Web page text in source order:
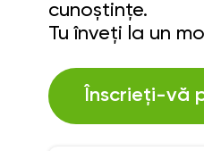
cunoștințe.
Tu înveți la un
Înscrieți-vă